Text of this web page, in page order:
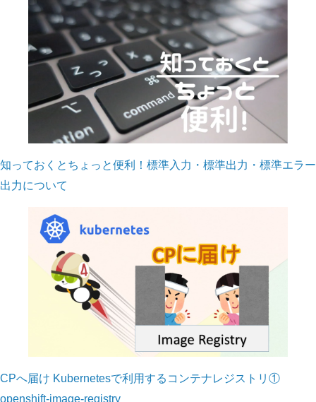
知っておくとちょっと便利！標準入力・標準出力・標準エラー
出力について
CPへ届け Kubernetesで利用するコンテナレジストリ①
openshift-image-registry